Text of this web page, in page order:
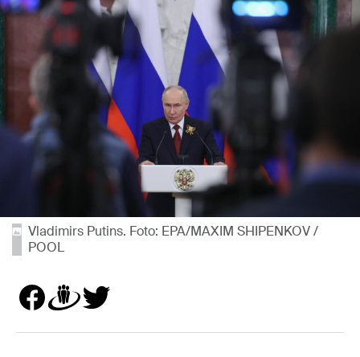
Vladimirs Putins. Foto: EPA/MAXIM SHIPENKOV /
POOL